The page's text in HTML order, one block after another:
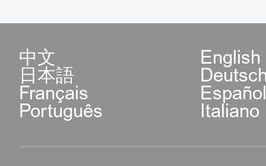
中文 English
日本語
Français
Português Italiano